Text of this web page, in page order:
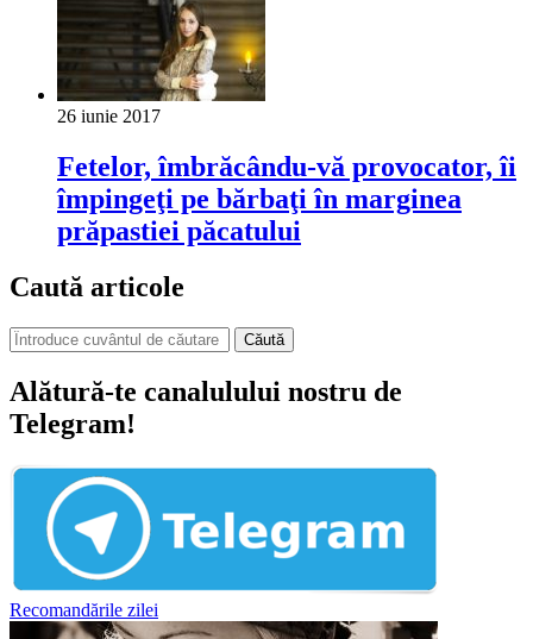
26 iunie 2017
Fetelor, îmbrăcându-vă provocator, îi
împingeţi pe bărbaţi în marginea
prăpastiei păcatului
Caută articole
Căută
Alătură-te canalulului nostru de
Telegram!
Recomandările zilei